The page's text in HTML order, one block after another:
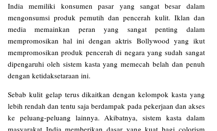
India memiliki konsumen pasar yang sangat besar dalam
mengonsumsi produk pemutih dan pencerah kulit. Iklan dan
media memainkan peran yang sangat penting dalam
mempromosikan hal ini dengan aktris Bollywood yang ikut
mempromosikan produk pencerah di negara yang sudah sangat
dipengaruhi oleh sistem kasta yang memecah belah dan penuh
dengan ketidaksetaraan ini.
Sebab kulit gelap terus dikaitkan dengan kelompok kasta yang
lebih rendah dan tentu saja berdampak pada pekerjaan dan akses
ke peluang-peluang lainnya. Akibatnya, sistem kasta dalam
masyarakat India memberikan dasar yang kuat bagi colorism